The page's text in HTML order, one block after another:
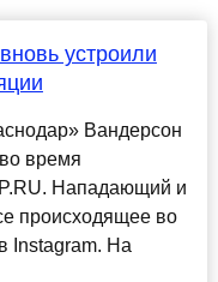
устроили
Вандерсон
время
Нападающий и
происходящее во
Instagram. На